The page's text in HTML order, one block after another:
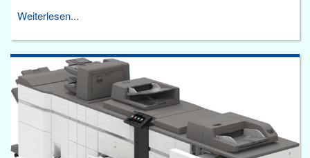
Weiterlesen...